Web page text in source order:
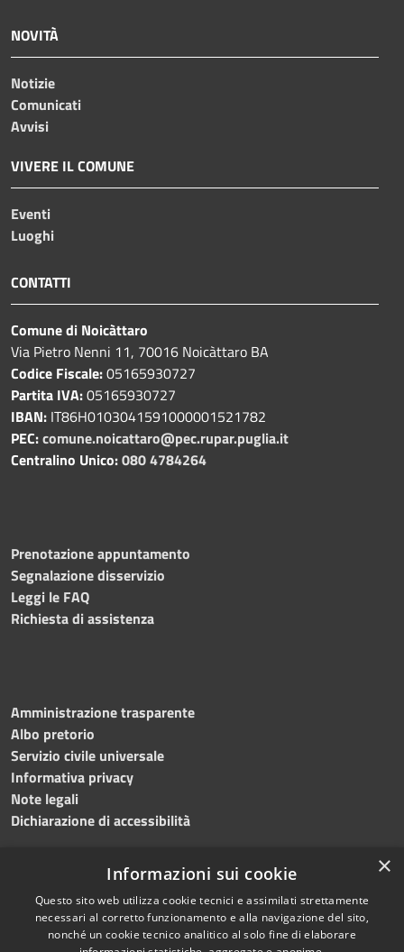
NOVITÀ
Notizie
Comunicati
Avvisi
VIVERE IL COMUNE
Eventi
Luoghi
CONTATTI
Comune di Noicàttaro
Via Pietro Nenni 11, 70016 Noicàttaro BA
Codice Fiscale:05165930727
Partita IVA:05165930727
IBAN: IT86H0103041591000001521782
PEC:comune.noicattaro@pec.rupar.puglia.it
Centralino Unico:080 4784264
Prenotazione appuntamento
Segnalazione disservizio
Leggi le FAQ
Richiesta di assistenza
Amministrazione trasparente
Albo pretorio
Servizio civile universale
Informativa privacy
Note legali
Dichiarazione di accessibilità
RSS
Accessibilità
Copyright © 2023 •
Comune di Noicàttaro
×
Informazioni sui cookie
Questo sito web utilizza cookie tecnici e assimilati strettamente
necessari al corretto funzionamento e alla navigazione del sito,
nonché un cookie tecnico analitico al solo fine di elaborare